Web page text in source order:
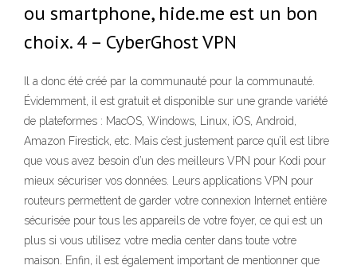
ou smartphone, hide.me est un bon
choix. 4 – CyberGhost VPN
Il a donc été créé par la communauté pour la communauté.
Évidemment, il est gratuit et disponible sur une grande variété
de plateformes : MacOS, Windows, Linux, iOS, Android,
Amazon Firestick, etc. Mais c’est justement parce qu’il est libre
que vous avez besoin d’un des meilleurs VPN pour Kodi pour
mieux sécuriser vos données. Leurs applications VPN pour
routeurs permettent de garder votre connexion Internet entière
sécurisée pour tous les appareils de votre foyer, ce qui est un
plus si vous utilisez votre media center dans toute votre
maison. Enfin, il est également important de mentionner que